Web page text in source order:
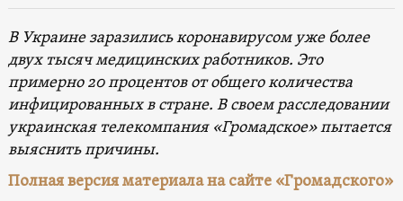
В Украине заразились коронавирусом уже более
двух тысяч медицинских работников. Это
примерно 20 процентов от общего количества
инфицированных в стране. В своем расследовании
украинская телекомпания «Громадское» пытается
выяснить причины.
Полная версия материала на сайте «Громадского»